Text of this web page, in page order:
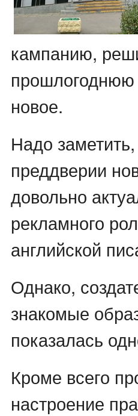
кампанию,
прошлогоднюю
новое.
Надо
преддверии
довольно
рекламного
английской
Однако,
знакомые
показалась
Кроме всего
настроение